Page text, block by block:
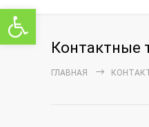
Открыть панель инструментов
Контактные
ГЛАВНАЯ